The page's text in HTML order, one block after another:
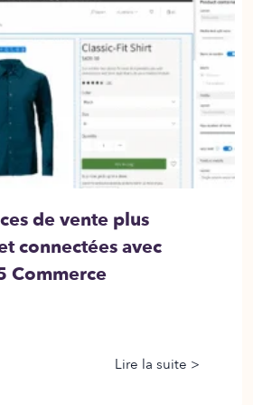
de vente plus
connectées avec
Commerce
Lire la suite >